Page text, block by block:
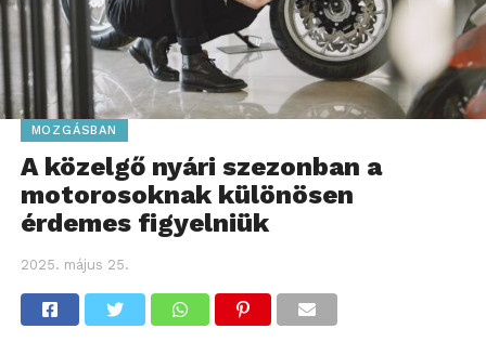
MOZGÁSBAN
A közelgő nyári szezonban a
motorosoknak különösen
érdemes figyelniük
2025. május 25.